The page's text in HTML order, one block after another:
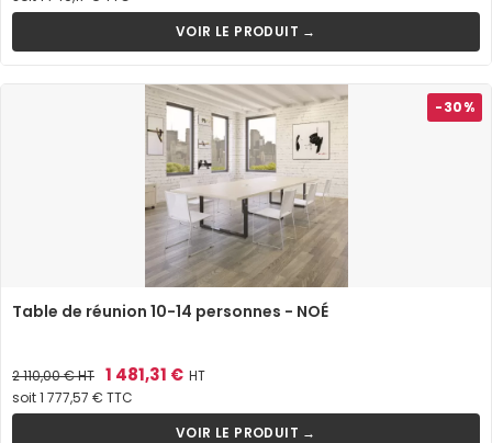
VOIR LE PRODUIT →
-30%
Table de réunion 10-14 personnes - NOÉ
Prix
de
base
2 110,00 €HT Prix
1 481,31 € HT
soit 1 777,57 € TTC
VOIR LE PRODUIT →